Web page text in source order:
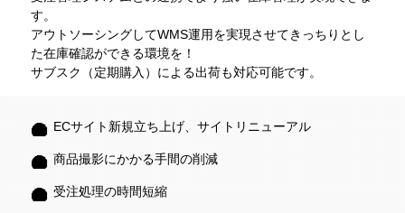
す。
アウトソーシングしてWMS運用を実現させてきっちりとし
た在庫確認ができる環境を！
サブスク（定期購入）による出荷も対応可能です。
ECサイト新規立ち上げ、サイトリニューアル
商品撮影にかかる手間の削減
受注処理の時間短縮